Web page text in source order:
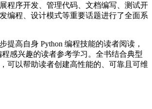
程序开发、管理代码、文档编写、测试开
编程、设计模式等重要话题进行了全面系
提高自身 Python 编程技能的读者阅读，
程感兴趣的读者参考学习。全书结合典型
可以帮助读者创建高性能的、可靠且可维